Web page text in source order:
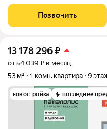
лесопарком. В комплексе
3 метра, в которых
Позвонить
13 178 296₽
от 54 039 ₽ в месяц
53 м²
1-комн. квартира 9
новостройка последнее